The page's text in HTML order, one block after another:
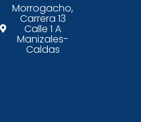
Morrogacho,
Carrera 13
Calle 1 A
Manizales-
Caldas